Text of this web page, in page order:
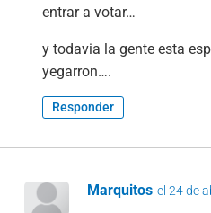
entrar a votar…
y todavia la gente esta
yegarron….
Responder
Marquitos el 24 de